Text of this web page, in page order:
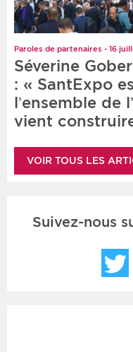
Paroles de partenaires - 16
Séverine
: « SantExpo
l’ensemble de
vient
VOIR TOUS LES
Suivez-nous